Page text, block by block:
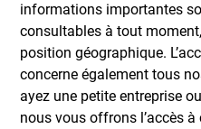
informations importantes
consultables à tout
position géographique.
concerne également tous
ayez une petite entreprise
nous vous offrons l’accès